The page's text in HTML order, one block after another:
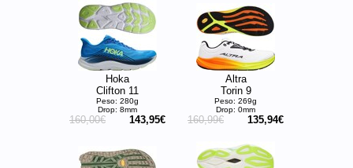
Hoka
Clifton 11
Peso: 280g
Drop: 8mm
160,00€ 143,95€
Altra
Torin 9
Peso: 269g
Drop: 0mm
160,99€ 135,94€